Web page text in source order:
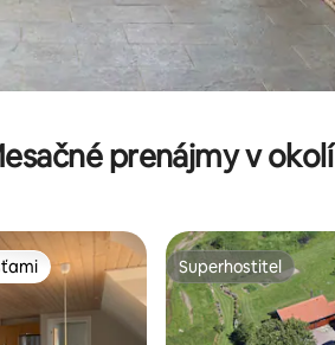
prenájmy v okolí
hosťami Superhostiteľ
Superhostiteľ